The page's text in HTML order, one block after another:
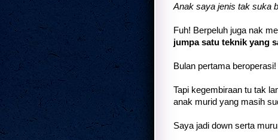
Anak saya jenis tak suka
Fuh! Berpeluh juga nak
jumpa satu teknik yang
Bulan pertama
Tapi kegembiraan tu tak
anak murid yang masih
Saya jadi down serta